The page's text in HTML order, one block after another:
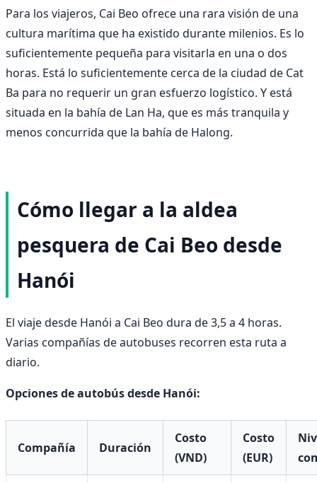
Para los viajeros, Cai Beo ofrece una rara visión de una
cultura marítima que ha existido durante milenios. Es lo
suficientemente pequeña para visitarla en una o dos
horas. Está lo suficientemente cerca de la ciudad de Cat
Ba para no requerir un gran esfuerzo logístico. Y está
situada en la bahía de Lan Ha, que es más tranquila y
menos concurrida que la bahía de Halong.
Cómo llegar a la aldea
pesquera de Cai Beo desde
Hanói
El viaje desde Hanói a Cai Beo dura de 3,5 a 4 horas.
Varias compañías de autobuses recorren esta ruta a
diario.
Opciones de autobús desde Hanói:
Compañía Duración
Costo
(VND)
Costo
(EUR)